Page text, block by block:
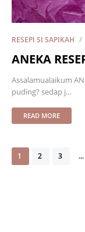
RESEPI SI SAPIKAH
ANEKA
Assalamualaikum
puding? sedap j…
READ MORE
1 2 3 ...